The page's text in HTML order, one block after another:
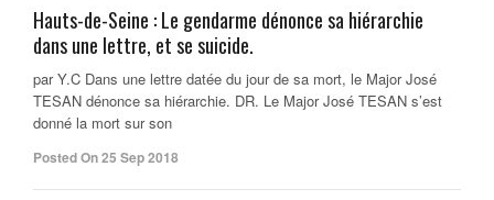
Hauts-de-Seine : Le gendarme dénonce sa hiérarchie
dans une lettre, et se suicide.
par Y.C Dans une lettre datée du jour de sa mort, le Major José
TESAN dénonce sa hiérarchie. DR. Le Major José TESAN s’est
donné la mort sur son
Posted On 25 Sep 2018